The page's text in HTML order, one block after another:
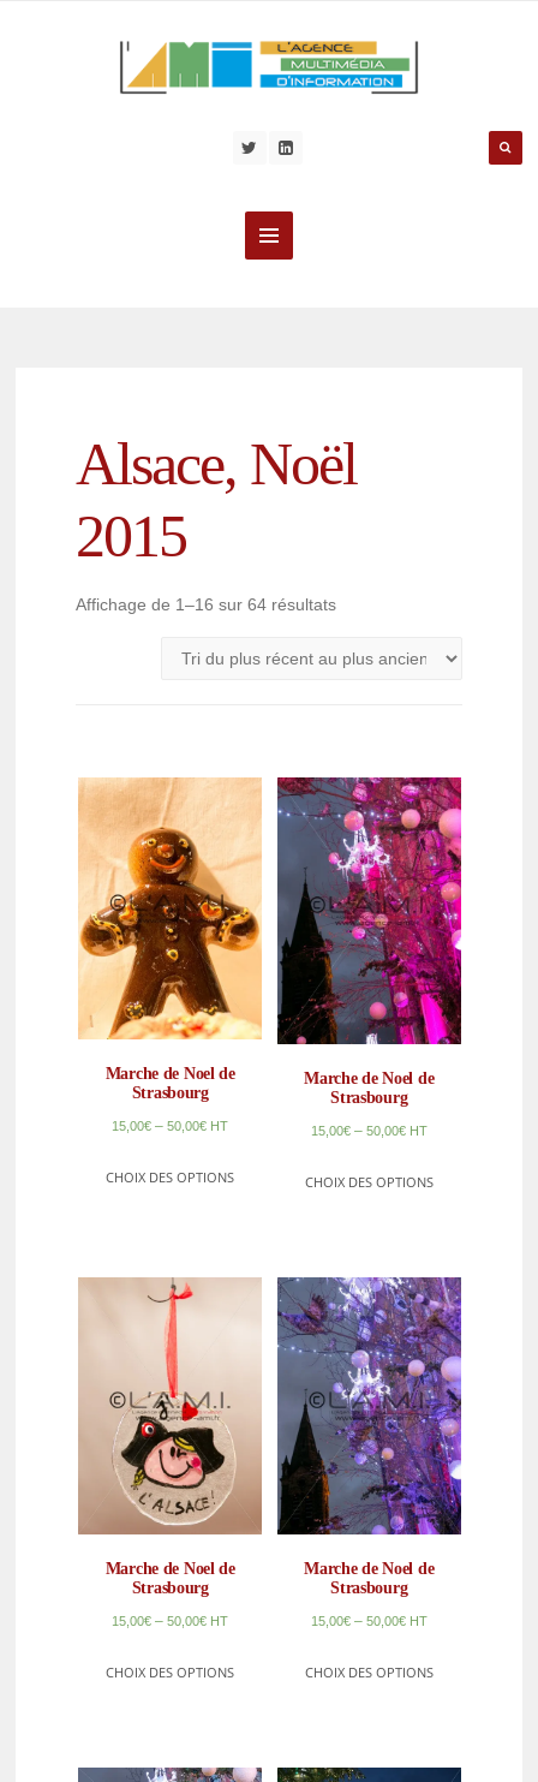
Alsace, Noël
2015
Affichage de 1–16 sur 64 résultats
Marche de Noel de
Strasbourg
15,00€ –50,00€ HT
CHOIX DES OPTIONS
Marche de Noel de
Strasbourg
15,00€– 50,00€ HT
CHOIX DES OPTIONS
Marche de Noel de
Strasbourg
15,00€ –50,00€ HT
CHOIX DES OPTIONS
Marche de Noel de
Strasbourg
15,00€– 50,00€ HT
CHOIX DES OPTIONS